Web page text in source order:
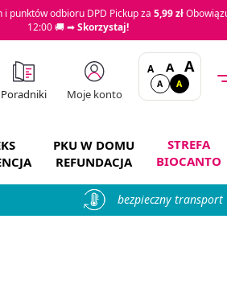
punktów odbioru DPD Pickup za 5,99 zł
12:00 🚚 ➡Skorzystaj!
Poradniki Moje konto
A A A
A A
PKU W DOMU
REFUNDACJA
STREFA
BIOCANTO
bezpieczny transport